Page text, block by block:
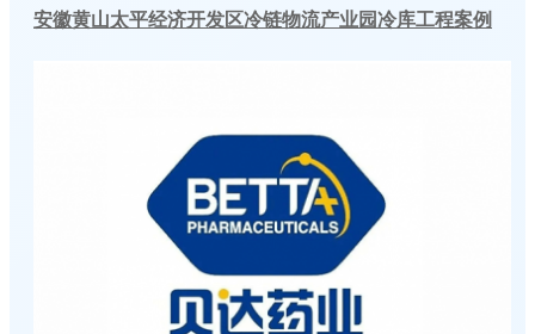
安徽黄山太平经济开发区冷链物流产业园冷库工程案例